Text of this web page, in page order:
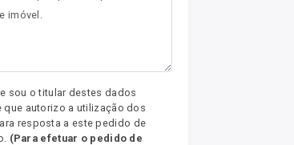
sou o titular destes dados
que autorizo a utilização dos
resposta a este pedido de
(Para efetuar o pedido de